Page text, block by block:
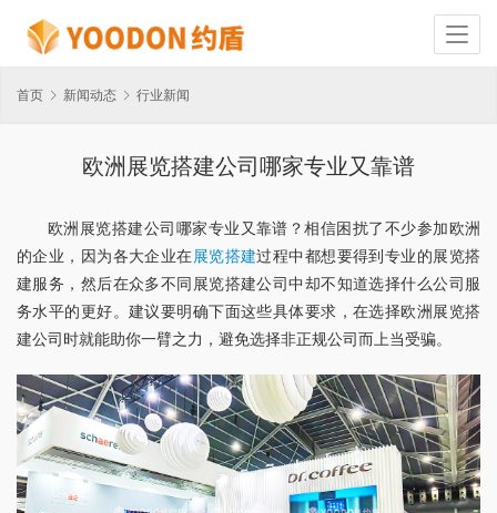
首页 新闻动态 行业新闻
欧洲展览搭建公司哪家专业又靠谱
欧洲展览搭建公司哪家专业又靠谱？相信困扰了不少参加欧洲
的企业，因为各大企业在展览搭建过程中都想要得到专业的展览搭
建服务，然后在众多不同展览搭建公司中却不知道选择什么公司服
务水平的更好。建议要明确下面这些具体要求，在选择欧洲展览搭
建公司时就能助你一臂之力，避免选择非正规公司而上当受骗。